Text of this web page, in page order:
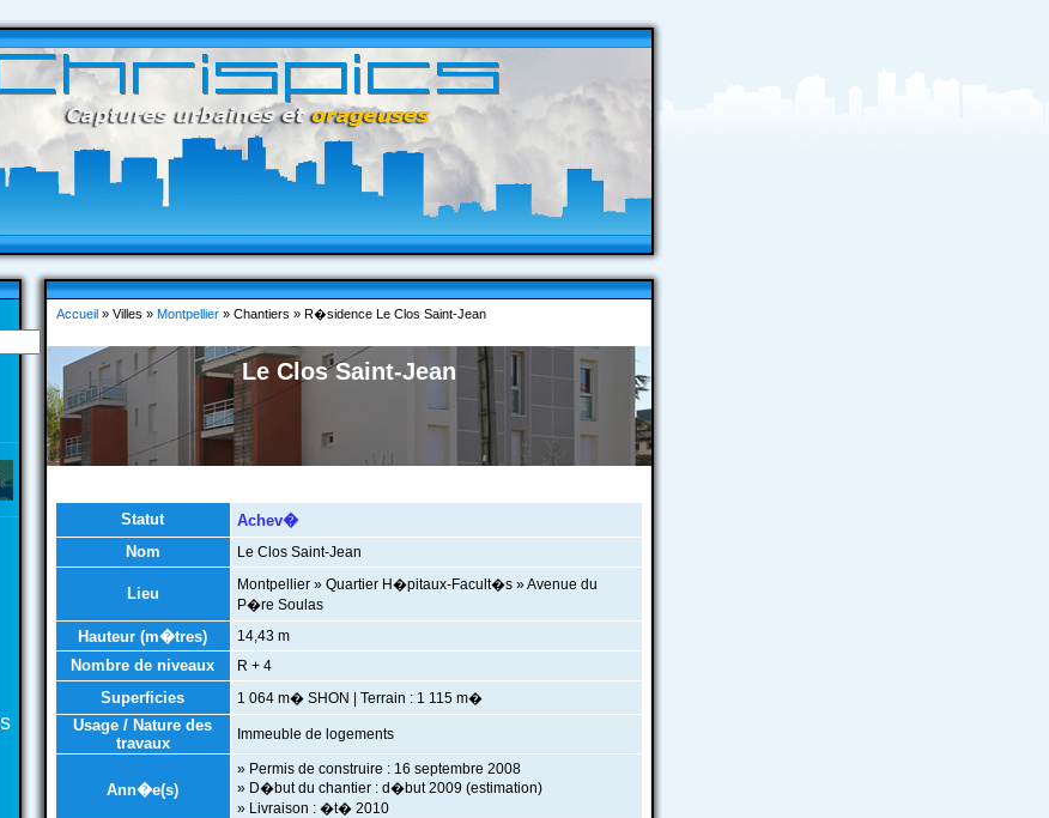
Accueil» Villes » Montpellier» Chantiers » R�sidence Le Clos Saint-Jean
Le Clos Saint-Jean
Statut
Achev�
Nom
Le Clos Saint-Jean
Lieu
Montpellier » Quartier H�pitaux-Facult�s » Avenue du
P�re Soulas
Hauteur (m�tres) 14,43 m
Nombre de niveaux R + 4
Superficies 1 064 m� SHON | Terrain : 1 115 m�
Usage / Nature des
travaux
Immeuble de logements
Ann�e(s)
» Permis de construire : 16 septembre 2008
» D�but du chantier : d�but 2009 (estimation)
» Livraison : �t� 2010